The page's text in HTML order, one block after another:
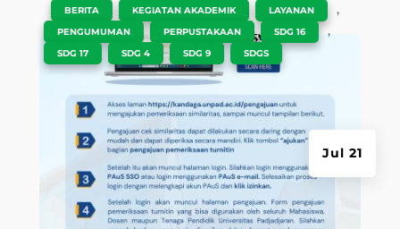
Jul 21
BERITA KEGIATAN AKADEMIK LAYANAN ,
PENGUMUMAN PERPUSTAKAAN SDG 16 ,
SDG 17 SDG 4 SDG 9 SDGS